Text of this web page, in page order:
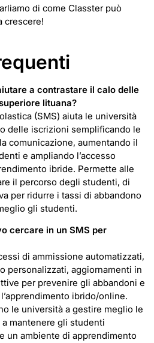
di come Classter può
crescere!
a contrastare il calo delle
lituana?
(SMS) aiuta le università
delle iscrizioni semplificando le
comunicazione, aumentando il
e ampliando l’accesso
ibride. Permette alle
il percorso degli studenti, di
per ridurre i tassi di abbandono
gli studenti.
cercare in un SMS per
di ammissione automatizzati,
personalizzati, aggiornamenti in
per prevenire gli abbandoni e
ibrido/online.
le università a gestire meglio le
mantenere gli studenti
un ambiente di apprendimento